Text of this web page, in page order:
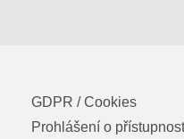
GDPR / Cookies
Prohlášení o